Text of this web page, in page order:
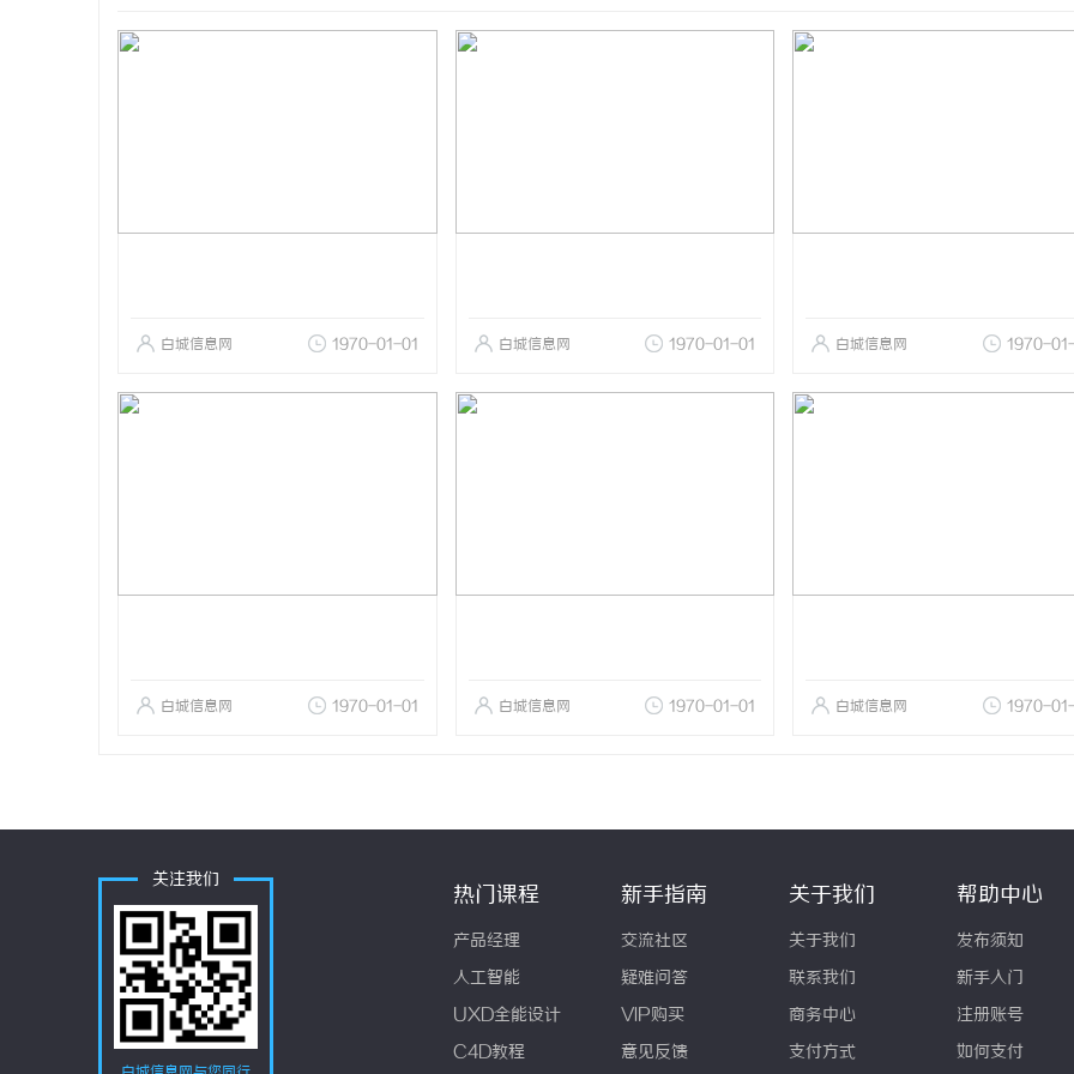
白城信息网 1970-01-01 白城信息网 1970-01-01 白城信息网 1970-
白城信息网 1970-01-01 白城信息网 1970-01-01 白城信息网 1970-
关注我们
热门课程
产品经理
人工智能
UXD全能设计
C4D教程
新手指南
交流社区
疑难问答
VIP购买
意见反馈
关于我们
关于我们
联系我们
商务中心
支付方式
帮助中心
发布须知
新手入门
注册账号
如何支付